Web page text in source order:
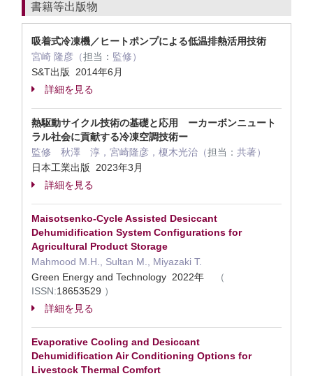
書籍等出版物
吸着式冷凍機／ヒートポンプによる低温排熱活用技術
宮崎 隆彦（担当： 監修）
S&T出版 2014年6月
詳細を見る
熱駆動サイクル技術の基礎と応用 ーカーボンニュート
ラル社会に貢献する冷凍空調技術ー
監修 秋澤 淳，宮崎隆彦，榎木光治（担当： 共著）
日本工業出版 2023年3月
詳細を見る
Maisotsenko-Cycle Assisted Desiccant
Dehumidification System Configurations for
Agricultural Product Storage
Mahmood M.H., Sultan M., Miyazaki T.
Green Energy and Technology 2022年
（
ISSN:18653529 ）
詳細を見る
Evaporative Cooling and Desiccant
Dehumidification Air Conditioning Options for
Livestock Thermal Comfort